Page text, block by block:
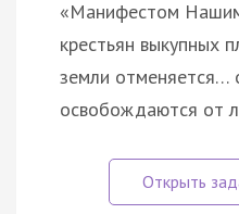
«Манифестом
крестьян выкупных
земли отменяется…
освобождаются от